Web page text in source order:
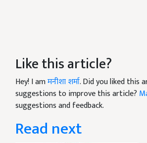
Like this article?
Hey! I amमनीशा शर्मा. Did you liked this
suggestions to improve this article?
suggestions and feedback.
Read next